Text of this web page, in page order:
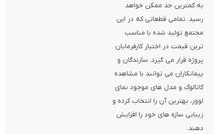
به کمترین حد ممکن خواهد
رسید. تمامی قطعاتی که در این
مجتمع تولید شده با مناسب
ترین قیمت در اختیار کارفرمایان
پروژه قرار می گیرد. سازندگان و
پیمانکاران می توانند با مشاهده
کاتالوگ و مدل های موجود نمای
لوور، بهترین آن را انتخاب کرده و
زیبایی سازه های خود را افزایش
دهند.